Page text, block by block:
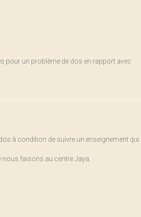
pour un problème de dos en rapport avec
à condition de suivre un enseignement qui
nous faisons au centre Jaya.